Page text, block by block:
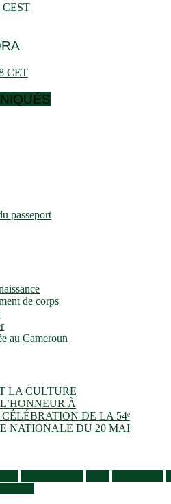
CEST
CET
passeport
de corps
au Cameroun